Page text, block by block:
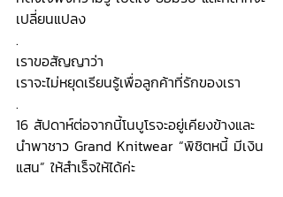
เปลี่ยนแปลง
.
เราขอสัญญาว่า
เราจะไม่หยุดเรียนรู้เพื่อลูกค้าที่รักของเรา
.
16 สัปดาห์ต่อจากนี้โนบูโรจะอยู่เคียงข้างและ
นำพาชาว Grand Knitwear “พิชิตหนี้ มีเงิน
แสน” ให้สำเร็จให้ได้ค่ะ